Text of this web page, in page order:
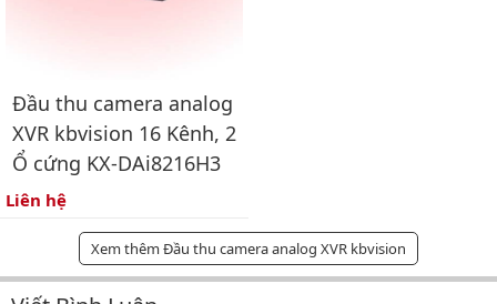
Đầu thu camera analog
XVR kbvision 16 Kênh, 2
Ổ cứng KX-DAi8216H3
Liên hệ
Xem thêm Đầu thu camera analog XVR kbvision